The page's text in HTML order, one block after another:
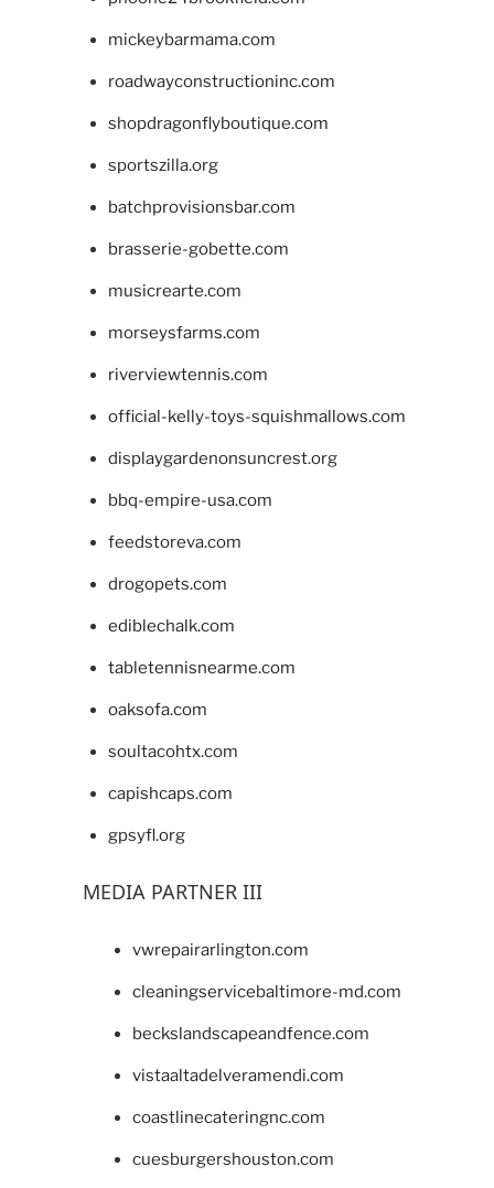
mickeybarmama.com
roadwayconstructioninc.com
shopdragonflyboutique.com
sportszilla.org
batchprovisionsbar.com
brasserie-gobette.com
musicrearte.com
morseysfarms.com
riverviewtennis.com
official-kelly-toys-squishmallows.com
displaygardenonsuncrest.org
bbq-empire-usa.com
feedstoreva.com
drogopets.com
ediblechalk.com
tabletennisnearme.com
oaksofa.com
soultacohtx.com
capishcaps.com
gpsyfl.org
MEDIA PARTNER III
vwrepairarlington.com
cleaningservicebaltimore-md.com
beckslandscapeandfence.com
vistaaltadelveramendi.com
coastlinecateringnc.com
cuesburgershouston.com